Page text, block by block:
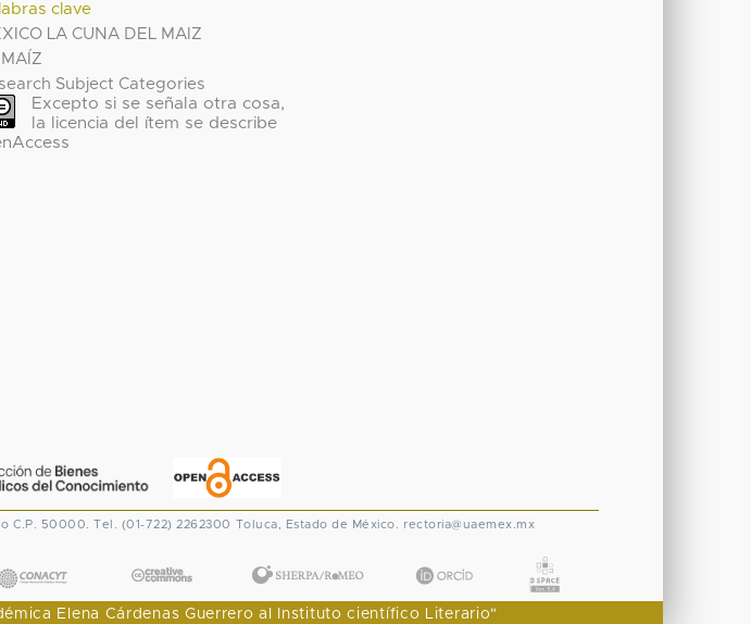
clave
LA CUNA DEL MAIZ
MAÍZ
Subject Categories
Excepto si se señala otra cosa,
la licencia del ítem se describe
C.P. 50000. Tel. (01-722) 2262300 Toluca, Estado de México. rectoria@uaemex.mx
Elena Cárdenas Guerrero al Instituto científico Literario"